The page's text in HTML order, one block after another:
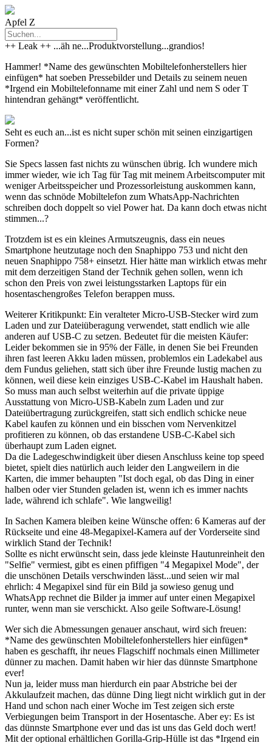
Apfel Z
++ Leak ++ ...äh ne...Produktvorstellung...grandios!
Hammer! *Name des gewünschten Mobiltelefonherstellers hier
einfügen* hat soeben Pressebilder und Details zu seinem neuen
*Irgend ein Mobiltelefonname mit einer Zahl und nem S oder T
hintendran gehängt* veröffentlicht.
Seht es euch an...ist es nicht super schön mit seinen einzigartigen
Formen?
Sie Specs lassen fast nichts zu wünschen übrig. Ich wundere mich
immer wieder, wie ich Tag für Tag mit meinem Arbeitscomputer mit
weniger Arbeitsspeicher und Prozessorleistung auskommen kann,
wenn das schnöde Mobiltelefon zum WhatsApp-Nachrichten
schreiben doch doppelt so viel Power hat. Da kann doch etwas nicht
stimmen...?
Trotzdem ist es ein kleines Armutszeugnis, dass ein neues
Smartphone heutzutage noch den Snaphippo 753 und nicht den
neuen Snaphippo 758+ einsetzt. Hier hätte man wirklich etwas mehr
mit dem derzeitigen Stand der Technik gehen sollen, wenn ich
schon den Preis von zwei leistungsstarken Laptops für ein
hosentaschengroßes Telefon berappen muss.
Weiterer Kritikpunkt: Ein veralteter Micro-USB-Stecker wird zum
Laden und zur Dateiüberagung verwendet, statt endlich wie alle
anderen auf USB-C zu setzen. Bedeutet für die meisten Käufer:
Leider bekommen sie in 95% der Fälle, in denen Sie bei Freunden
ihren fast leeren Akku laden müssen, problemlos ein Ladekabel aus
dem Fundus geliehen, statt sich über ihre Freunde lustig machen zu
können, weil diese kein einziges USB-C-Kabel im Haushalt haben.
So muss man auch selbst weiterhin auf die private üppige
Ausstattung von Micro-USB-Kabeln zum Laden und zur
Dateiübertragung zurückgreifen, statt sich endlich schicke neue
Kabel kaufen zu können und ein bisschen vom Nervenkitzel
profitieren zu können, ob das erstandene USB-C-Kabel sich
überhaupt zum Laden eignet.
Da die Ladegeschwindigkeit über diesen Anschluss keine top speed
bietet, spielt dies natürlich auch leider den Langweilern in die
Karten, die immer behaupten "Ist doch egal, ob das Ding in einer
halben oder vier Stunden geladen ist, wenn ich es immer nachts
lade, während ich schlafe". Wie langweilig!
In Sachen Kamera bleiben keine Wünsche offen: 6 Kameras auf der
Rückseite und eine 48-Megapixel-Kamera auf der Vorderseite sind
wirklich Stand der Technik!
Sollte es nicht erwünscht sein, dass jede kleinste Hautunreinheit den
"Selfie" vermiest, gibt es einen pfiffigen "4 Megapixel Mode", der
die unschönen Details verschwinden lässt...und seien wir mal
ehrlich: 4 Megapixel sind für ein Bild ja sowieso genug und
WhatsApp rechnet die Bilder ja immer auf unter einen Megapixel
runter, wenn man sie verschickt. Also geile Software-Lösung!
Wer sich die Abmessungen genauer anschaut, wird sich freuen:
*Name des gewünschten Mobiltelefonherstellers hier einfügen*
haben es geschafft, ihr neues Flagschiff nochmals einen Millimeter
dünner zu machen. Damit haben wir hier das dünnste Smartphone
ever!
Nun ja, leider muss man hierdurch ein paar Abstriche bei der
Akkulaufzeit machen, das dünne Ding liegt nicht wirklich gut in der
Hand und schon nach einer Woche im Test zeigen sich erste
Verbiegungen beim Transport in der Hosentasche. Aber ey: Es ist
das dünnste Smartphone ever und das ist uns das Geld doch wert!
Mit der optional erhältlichen Gorilla-Grip-Hülle ist das *Irgend ein